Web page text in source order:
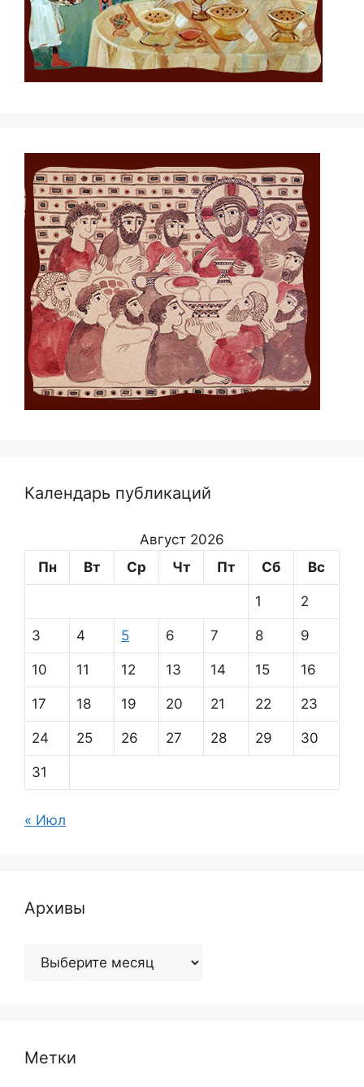
Календарь публикаций
Август 2026
Пн
Вт Ср Чт Пт Сб Вс
1 2
3 4 5 6 7 8 9
10 11 12 13 14 15 16
17 18 19 20 21 22 23
24 25 26 27 28 29 30
31
« Июл
Архивы
Архивы
Метки